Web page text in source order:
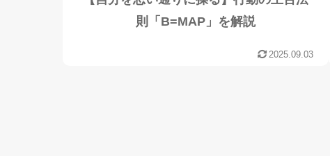
則「B=MAP」を解説
2025.09.03